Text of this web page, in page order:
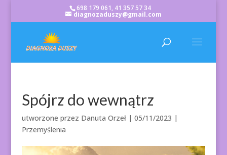
698 179 061, 41 357 57 34
diagnozaduszy@gmail.com
Spójrz do wewnątrz
utworzone przez Danuta Orzeł| 05/11/2023 |
Przemyślenia